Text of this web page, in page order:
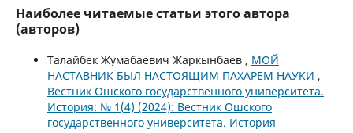
Наиболее читаемые статьи этого автора
(авторов)
Талайбек Жумабаевич Жаркынбаев , МОЙ
НАСТАВНИК БЫЛ НАСТОЯЩИМ ПАХАРЕМ НАУКИ ,
Вестник Ошского государственного университета.
История: № 1(4) (2024): Вестник Ошского
государственного университета. История